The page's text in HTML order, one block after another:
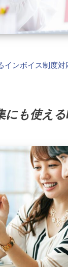
インボイス制度対
にも使え